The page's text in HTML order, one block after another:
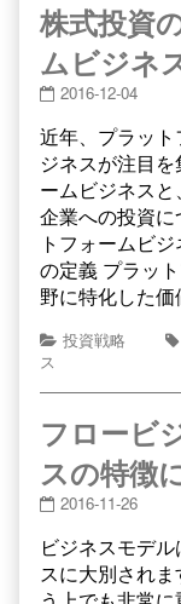
株式投資
ムビジネ
2016-12-04
近年、プラッ
ジネスが注目
ームビジネス
企業への投資
トフォームビ
の定義 プラッ
野に特化した
投資戦略
ス
フロービ
スの特徴
2016-11-26
ビジネスモデ
スに大別され